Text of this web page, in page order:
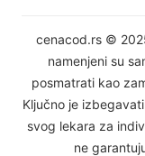
cenacod.rs ©
namenjeni su
posmatrati kao
Ključno je
svog lekara za
ne